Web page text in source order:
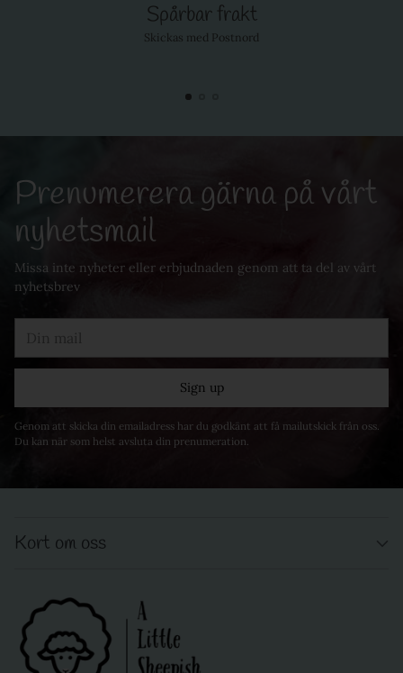
Spårbar frakt
Skickas med Postnord
Prenumerera gärna på vårt
nyhetsmail
Missa inte nyheter eller erbjudnaden genom att ta del av vårt
nyhetsbrev
Sign up
Genom att skicka din emailadress har du godkänt att få mailutskick från oss.
Du kan när som helst avsluta din prenumeration.
Kort om oss